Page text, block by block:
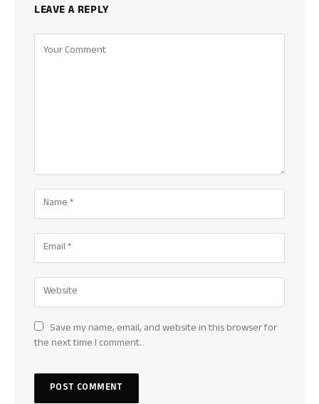
LEAVE A REPLY
Save my name, email, and website in this browser for
the next time I comment.